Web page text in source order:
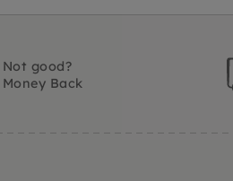
Not good?
Money Back